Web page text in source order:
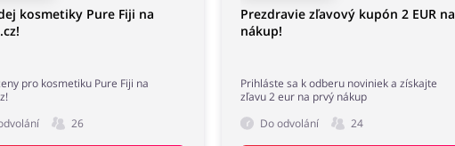
kosmetiky Pure Fiji na
pro kosmetiku Pure Fiji na
26
Prezdravie zľavový kupón 2 EUR na
nákup!
Prihláste sa k odberu noviniek a získajte
zľavu 2 eur na prvý nákup
Do odvolání
24